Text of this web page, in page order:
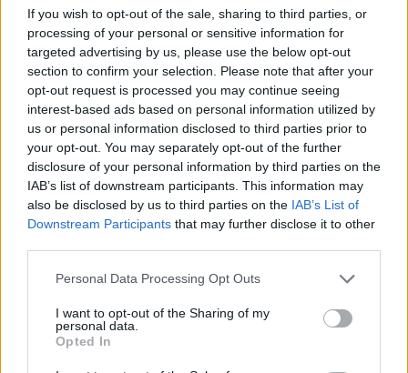
If you wish to opt-out of the sale, sharing to third parties, or
processing of your personal or sensitive information for
targeted advertising by us, please use the below opt-out
section to confirm your selection. Please note that after your
opt-out request is processed you may continue seeing
interest-based ads based on personal information utilized by
us or personal information disclosed to third parties prior to
your opt-out. You may separately opt-out of the further
disclosure of your personal information by third parties on the
IAB’s list of downstream participants. This information may
also be disclosed by us to third parties on the IAB’s List of
Downstream Participants that may further disclose it to other
Personal Data Processing Opt Outs
I want to opt-out of the Sharing of my
personal data.
Opted In
Η Toyota φέρνει νέα γενιά
μπαταριών για τα υβριδικά της
Σε κινεζική… πολιορκία η
ευρωπαϊκή
αυτοκινητοβιομηχανία
Νέο Audi A2 e-tron με στόχο την κορυφή της αποδοτικότητας
Ευρωπαϊκό Κορασίδων: Άνετη
νίκη της Ελλάδας στην
Γιαννακόπουλος: «Όταν σου
ρίχνουν μια πέτρα, τους
ΕΛΣΤΑΤ: Στο 3,4% υποχώρησε ο πληθωρισμός τον Ιούλιο